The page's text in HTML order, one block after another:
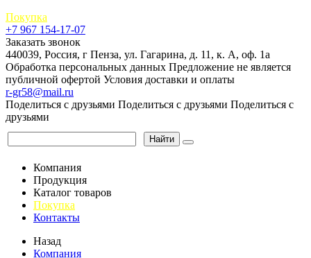
Покупка
+7 967 154-17-07
Заказать звонок
440039, Россия, г Пенза, ул. Гагарина, д. 11, к. А, оф. 1а
Обработка персональных данных Предложение не является
публичной офертой Условия доставки и оплаты
r-gr58@mail.ru
Поделиться с друзьями Поделиться с друзьями Поделиться с
друзьями
Найти
Компания
Продукция
Каталог товаров
Покупка
Контакты
Назад
Компания